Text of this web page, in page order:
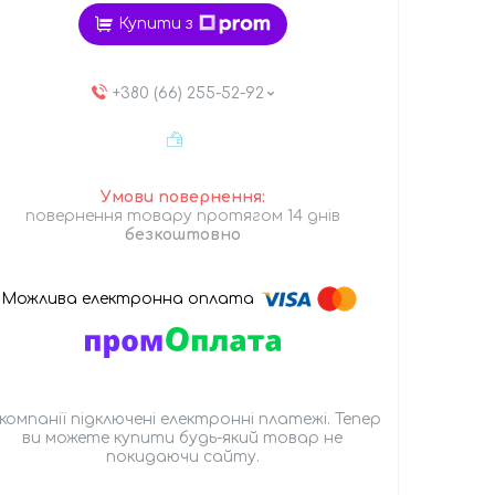
Купити з
+380 (66) 255-52-92
повернення товару протягом 14 днів
безкоштовно
підключені електронні платежі. Тепер
ви можете купити будь-який товар не
покидаючи сайту.